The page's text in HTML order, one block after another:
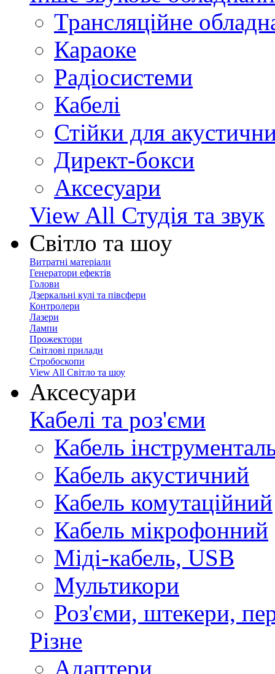
Трансляційне
Караоке
Радіосистеми
Кабелі
Стійки для
Директ-бокси
Аксесуари
View All Студія та звук
Світло та шоу
Витратні матеріали
Генератори ефектів
Голови
Дзеркальні кулі та півсфери
Контролери
Лазери
Лампи
Прожектори
Світлові прилади
Стробоскопи
View All Світло та шоу
Аксесуари
Кабелі та роз'єми
Кабель
Кабель акустичний
Кабель комутаційний
Кабель мікрофонний
Міді-кабель, USB
Мультикори
Роз'єми, штекери,
Різне
Адаптери